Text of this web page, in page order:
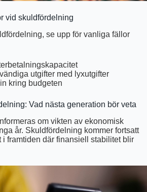
vid skuldfördelning
se upp för vanliga fällor
utgifter med lyxutgifter
kring budgeten
Vad nästa generation bör veta
om vikten av ekonomisk
år. Skuldfördelning kommer fortsatt
i framtiden där finansiell stabilitet blir